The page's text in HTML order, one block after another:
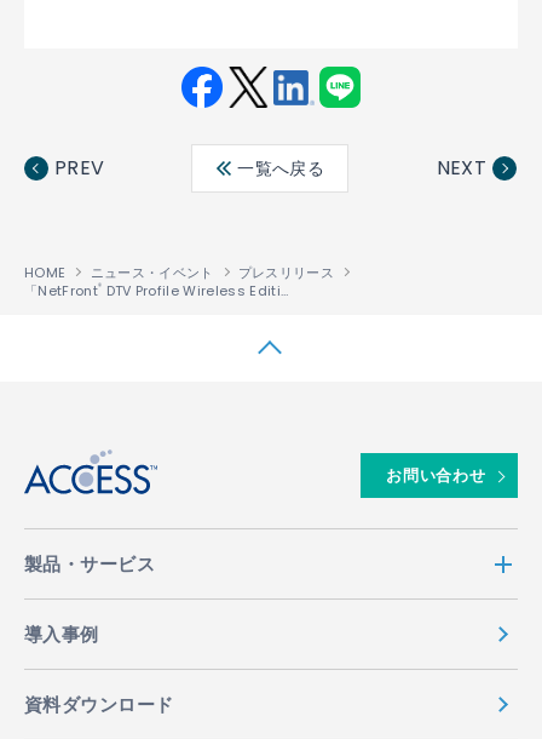
ebo ter
edin
PREV 一覧へ戻る NEXT
HOME ニュース・イベント
プレスリリース
「NetFront® DTV Profile Wireless Edition」が「デジタルラジオ」対応ａu携帯電話のBMLブラウザに採用
お問い合わせ
製品・サービス
導入事例
資料ダウンロード